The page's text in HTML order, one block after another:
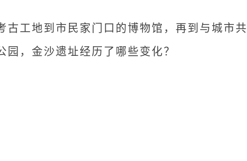
古工地到市民家门口的博物馆，再到与城市共
，金沙遗址经历了哪些变化？